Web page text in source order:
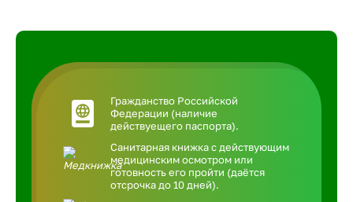
Гражданство Российской
Федерации (наличие
действуещего паспорта).
Санитарная книжка с действующим
медицинским осмотром или
готовность его пройти (даётся
отсрочка до 10 дней).